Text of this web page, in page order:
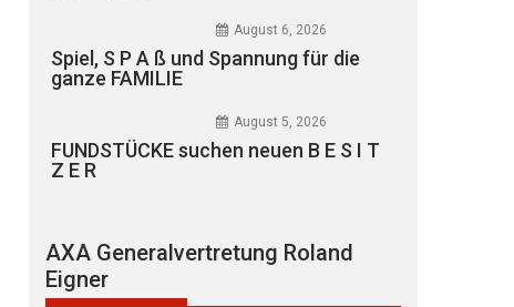
August 6, 2026
Spiel, S P A ß und Spannung für die
ganze FAMILIE
August 5, 2026
FUNDSTÜCKE suchen neuen B E S I T
Z E R
AXA Generalvertretung Roland
Eigner